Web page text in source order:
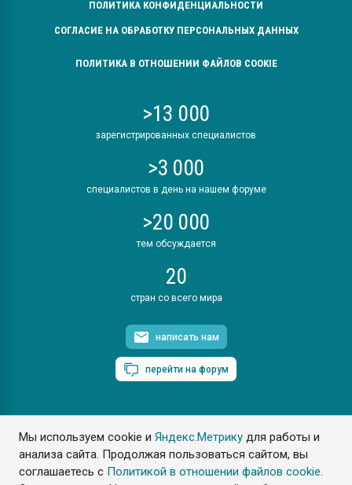
Мы используем cookie иЯндекс.Метрику для работы и
анализа сайта. Продолжая пользоваться сайтом, вы
соглашаетесь с Политикой в отношении файлов cookie.
ПОЛИТИКА КОНФИДЕНЦИАЛЬНОСТИ
СОГЛАСИЕ НА ОБРАБОТКУ ПЕРСОНАЛЬНЫХ ДАННЫХ
ПОЛИТИКА В ОТНОШЕНИИ ФАЙЛОВ COOKIE
>13 000
зарегистрированных специалистов
>3 000
специалистов в день на нашем форуме
>20 000
тем обсуждается
20
стран со всего мира
написать нам
перейти на форум
ПластЭксперт © 2006. Все права защищены
Разрешается копирование материалов сайта с обязательной
ссылкой на www.e-plastic.ru